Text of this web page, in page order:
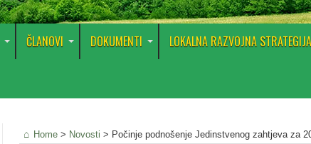
ČLANOVI DOKUMENTI LOKALNA RAZVOJNA STRATEGIJA
Home > Novosti > Počinje podnošenje Jedinstvenog zahtjeva za